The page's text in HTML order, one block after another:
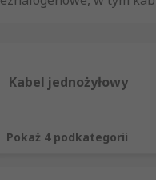
zewnętrzną osłoną.
Kabel jednożyłowy
Pokaż 4 podkategorii